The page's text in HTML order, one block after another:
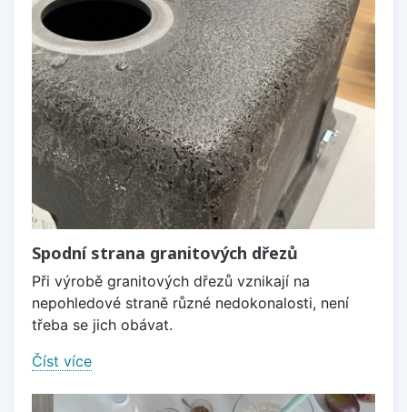
Spodní strana granitových dřezů
Při výrobě granitových dřezů vznikají na
nepohledové straně různé nedokonalosti, není
třeba se jich obávat.
Číst více